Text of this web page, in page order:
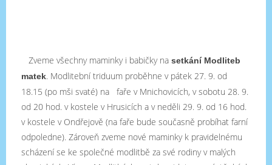
Zveme všechny maminky i babičky na setkání Modliteb
matek. Modlitební triduum proběhne v pátek 27. 9. od
18.15 (po mši svaté) na faře v Mnichovicích, v sobotu 28. 9.
od 20 hod. v kostele v Hrusicích a v neděli 29. 9. od 16 hod.
v kostele v Ondřejově (na faře bude současně probíhat farní
odpoledne). Zároveň zveme nové maminky k pravidelnému
scházení se ke společné modlitbě za své rodiny v malých